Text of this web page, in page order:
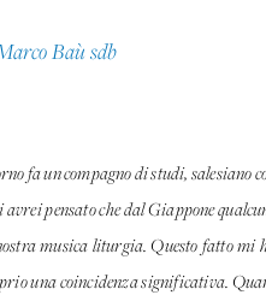
Baù sdb
fa un compagno di studi, salesiano
pensato che dal Giappone
musica liturgia. Questo fatto mi
una coincidenza significativa.